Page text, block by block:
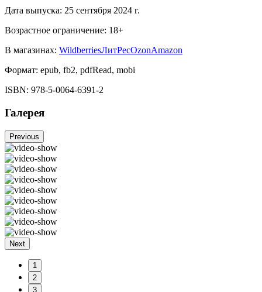
Дата выпуска: 25 сентября 2024 г.
Возрастное ограничение: 18+
В магазинах: WildberriesЛитРесOzonAmazon
Формат: epub, fb2, pdfRead, mobi
ISBN: 978-5-0064-6391-2
Галерея
Previous
Next
1
2
3